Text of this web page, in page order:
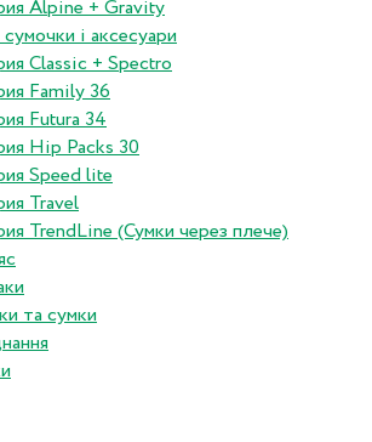
Alpine + Gravity
і аксесуари
Classic + Spectro
Family 36
Futura 34
Hip Packs 30
Speed lite
Travel
TrendLine (Сумки через плече)
та сумки